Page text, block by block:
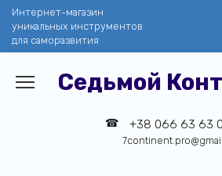
Перейти
содержанию
Интернет-магазин
уникальных инструментов
для саморазвития
Седьмой
+38 066 63 63